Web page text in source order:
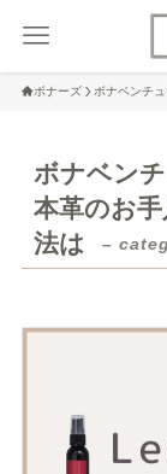
ボナーズ ボナベンチ
ボナベン
本革のお
法は
–